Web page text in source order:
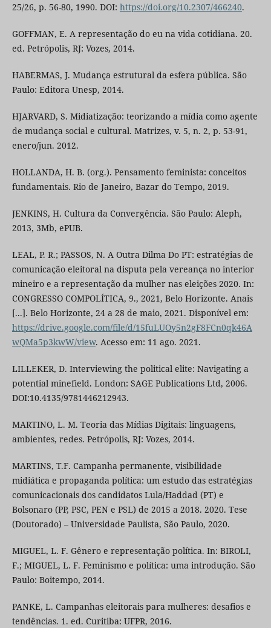
25/26, p. 56-80, 1990. DOI: https://doi.org/10.2307/466240.
GOFFMAN, E. A representação do eu na vida cotidiana. 20.
ed. Petrópolis, RJ: Vozes, 2014.
HABERMAS, J. Mudança estrutural da esfera pública. São
Paulo: Editora Unesp, 2014.
HJARVARD, S. Midiatização: teorizando a mídia como agente
de mudança social e cultural. Matrizes, v. 5, n. 2, p. 53-91,
enero/jun. 2012.
HOLLANDA, H. B. (org.). Pensamento feminista: conceitos
fundamentais. Rio de Janeiro, Bazar do Tempo, 2019.
JENKINS, H. Cultura da Convergência. São Paulo: Aleph,
2013, 3Mb, ePUB.
LEAL, P. R.; PASSOS, N. A Outra Dilma Do PT: estratégias de
comunicação eleitoral na disputa pela vereança no interior
mineiro e a representação da mulher nas eleições 2020. In:
CONGRESSO COMPOLÍTICA, 9., 2021, Belo Horizonte. Anais
[...]. Belo Horizonte, 24 a 28 de maio, 2021. Disponível em:
https://drive.google.com/file/d/15fuLUOy5n2gF8FCn0qk46A
wQMa5p3kwW/view. Acesso em: 11 ago. 2021.
LILLEKER, D. Interviewing the political elite: Navigating a
potential minefield. London: SAGE Publications Ltd, 2006.
DOI:10.4135/9781446212943.
MARTINO, L. M. Teoria das Mídias Digitais: linguagens,
ambientes, redes. Petrópolis, RJ: Vozes, 2014.
MARTINS, T.F. Campanha permanente, visibilidade
midiática e propaganda política: um estudo das estratégias
comunicacionais dos candidatos Lula/Haddad (PT) e
Bolsonaro (PP, PSC, PEN e PSL) de 2015 a 2018. 2020. Tese
(Doutorado) – Universidade Paulista, São Paulo, 2020.
MIGUEL, L. F. Gênero e representação política. In: BIROLI,
F.; MIGUEL, L. F. Feminismo e política: uma introdução. São
Paulo: Boitempo, 2014.
PANKE, L. Campanhas eleitorais para mulheres: desafios e
tendências. 1. ed. Curitiba: UFPR, 2016.